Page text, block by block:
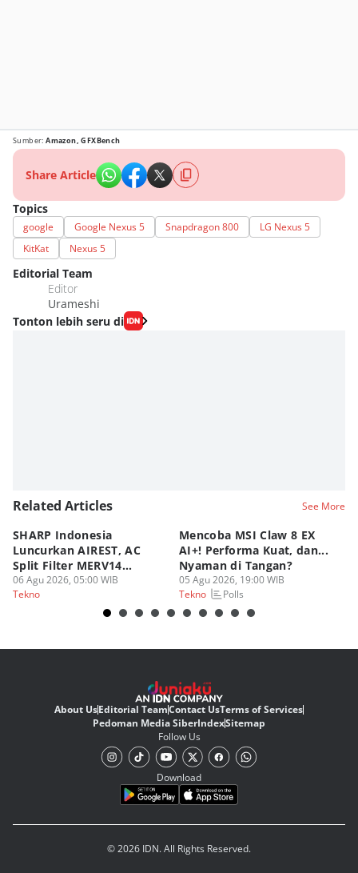
Sumber:Amazon, GFXBench
Share Article
Topics
google Google Nexus 5 Snapdragon 800
LG Nexus 5
KitKat
Nexus 5
Editorial Team
Editor
Urameshi
Tonton lebih seru di
Related Articles See More
SHARP Indonesia
Luncurkan AIREST, AC
Split Filter MERV14
Perdana!
06 Agu 2026, 05:00 WIB
Tekno
Mencoba MSI Claw 8 EX
AI+! Performa Kuat, dan...
Nyaman di Tangan?
05 Agu 2026, 19:00 WIB
Tekno
Polls
About UsEditorial TeamContact UsTerms of Services
Pedoman Media SiberIndexSitemap
Follow Us
Download
© 2026 IDN. All Rights Reserved.